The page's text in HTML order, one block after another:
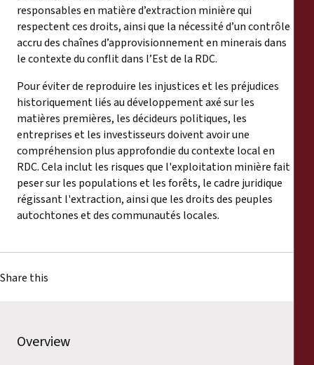
responsables en matière d’extraction minière qui
respectent ces droits, ainsi que la nécessité d’un contrôle
accru des chaînes d’approvisionnement en minerais dans
le contexte du conflit dans l’Est de la RDC.
Pour éviter de reproduire les injustices et les préjudices
historiquement liés au développement axé sur les
matières premières, les décideurs politiques, les
entreprises et les investisseurs doivent avoir une
compréhension plus approfondie du contexte local en
RDC. Cela inclut les risques que l'exploitation minière fait
peser sur les populations et les forêts, le cadre juridique
régissant l'extraction, ainsi que les droits des peuples
autochtones et des communautés locales.
Share this
Overview